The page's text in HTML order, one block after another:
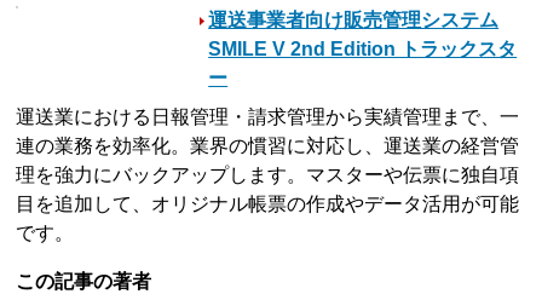
運送事業者向け販売管理システム
SMILE V 2nd Edition トラックスタ
ー
運送業における日報管理・請求管理から実績管理まで、一
連の業務を効率化。業界の慣習に対応し、運送業の経営管
理を強力にバックアップします。マスターや伝票に独自項
目を追加して、オリジナル帳票の作成やデータ活用が可能
です。
この記事の著者